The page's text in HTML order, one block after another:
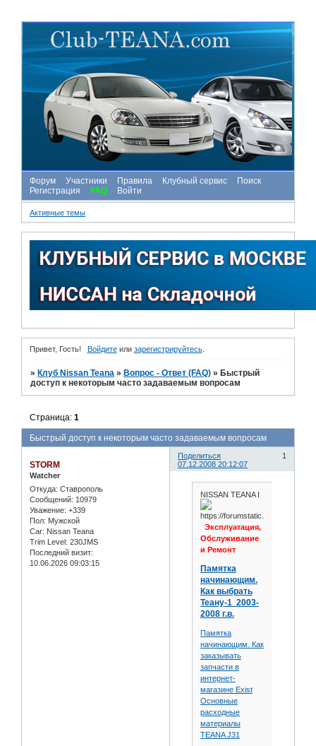
Форум Участники Правила Клубный сервис
Поиск
Регистрация
FAQ Войти
Активные темы
Привет, Гость! Войдитеили зарегистрируйтесь.
» Клуб Nissan Teana » Вопрос - Ответ (FAQ) » Быстрый
доступ к некоторым часто задаваемым вопросам
Быстрый доступ к некоторым часто задаваемым вопросам
Страница:1
Поделиться
1
07.12.2008 20:12:07
STORM
Watcher
Откуда: Ставрополь
Сообщений: 10979
Уважение: +339
Пол: Мужской
Car: Nissan Teana
Trim Level: 230JMS
Последний визит:
10.06.2026 09:03:15
NISSAN TEANA I
Эксплуатация,
Обслуживание
и Ремонт
Памятка
начинающим.
Как выбрать
Теану-1 2003-
2008 г.в.
Памятка
начинающим. Как
заказывать
запчасти в
интернет-
магазине Exist
Основные
расходные
материалы
TEANA J31